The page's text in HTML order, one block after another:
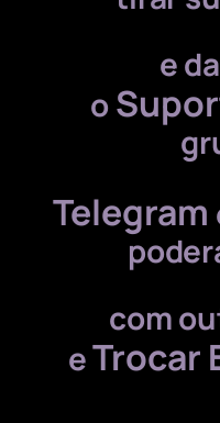
e
o
Telegram
com
eTrocar